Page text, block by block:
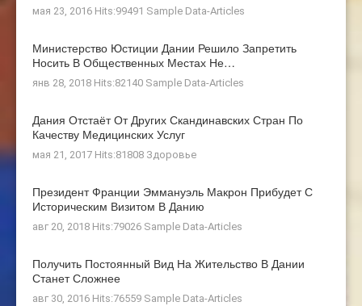
мая 23, 2016 Hits:99491 Sample Data-Articles
Министерство Юстиции Дании Решило Запретить
Носить В Общественных Местах Не…
янв 28, 2018 Hits:82140 Sample Data-Articles
Дания Отстаёт От Других Скандинавских Стран По
Качеству Медицинских Услуг
мая 21, 2017 Hits:81808 Здоровье
Президент Франции Эммануэль Макрон Прибудет С
Историческим Визитом В Данию
авг 20, 2018 Hits:79026 Sample Data-Articles
Получить Постоянный Вид На Жительство В Дании
Станет Сложнее
авг 30, 2016 Hits:76559 Sample Data-Articles